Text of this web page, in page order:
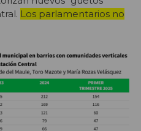
Los parlamentarios no